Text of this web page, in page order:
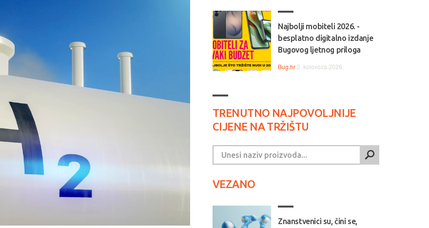
Najbolji mobiteli 2026. -
besplatno digitalno izdanje
Bugovog ljetnog priloga
Bug.hr 2. kolovoza 2026.
TRENUTNO NAJPOVOLJNIJE
CIJENE NA TRŽIŠTU
VEZANO
Znanstvenici su, čini se,